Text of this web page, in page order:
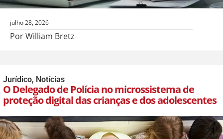
julho 28, 2026
Por William Bretz
Jurídico, Notícias
O Delegado de Polícia no microssistema de
proteção digital das crianças e dos adolescentes